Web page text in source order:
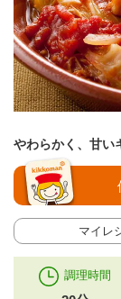
やわらかく、甘い
マイレ
調理時間